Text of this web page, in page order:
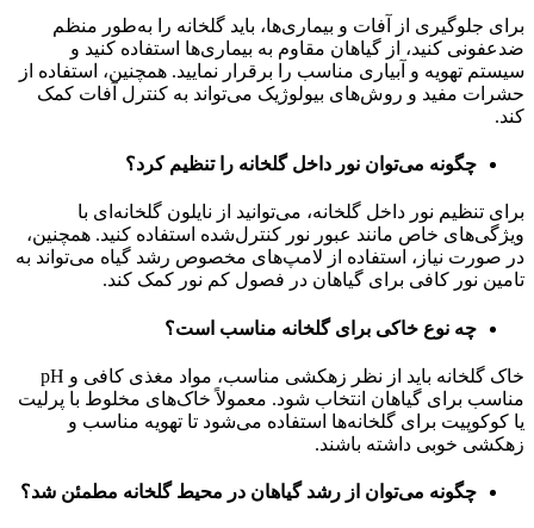
برای جلوگیری از آفات و بیماری‌ها، باید گلخانه را به‌طور منظم
ضدعفونی کنید، از گیاهان مقاوم به بیماری‌ها استفاده کنید و
سیستم تهویه و آبیاری مناسب را برقرار نمایید. همچنین، استفاده از
حشرات مفید و روش‌های بیولوژیک می‌تواند به کنترل آفات کمک
کند.
چگونه می‌توان نور داخل گلخانه را تنظیم کرد؟
برای تنظیم نور داخل گلخانه، می‌توانید از نایلون گلخانه‌ای با
ویژگی‌های خاص مانند عبور نور کنترل‌شده استفاده کنید. همچنین،
در صورت نیاز، استفاده از لامپ‌های مخصوص رشد گیاه می‌تواند به
تامین نور کافی برای گیاهان در فصول کم نور کمک کند.
چه نوع خاکی برای گلخانه مناسب است؟
خاک گلخانه باید از نظر زهکشی مناسب، مواد مغذی کافی و pH
مناسب برای گیاهان انتخاب شود. معمولاً خاک‌های مخلوط با پرلیت
یا کوکوپیت برای گلخانه‌ها استفاده می‌شود تا تهویه مناسب و
زهکشی خوبی داشته باشند.
چگونه می‌توان از رشد گیاهان در محیط گلخانه مطمئن شد؟